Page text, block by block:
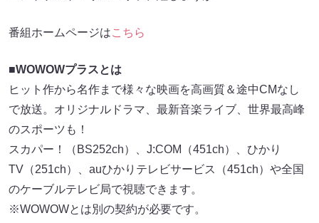
番組ホームページはこちら
■WOWOWプラスとは
ヒット作から名作まで様々な映画を高画質＆途中CMなし
で放送。オリジナルドラマ、最新音楽ライブ、世界最高峰
のスポーツも！
スカパー！（BS252ch）、J:COM（451ch）、ひかり
TV（251ch）、auひかりテレビサービス（451ch）や全国
のケーブルテレビ局で視聴できます。
※WOWOWとは別の契約が必要です。